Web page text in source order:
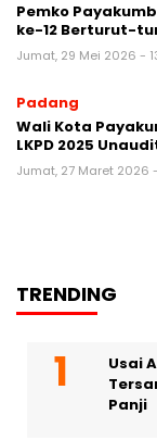
Pemko
ke-12 Berturut-
Jumat, 29 Mei 2026 -
Padang
Wali Kota
LKPD 2025
Jumat, 27 Maret 2026
TRENDING
Usai
Panji